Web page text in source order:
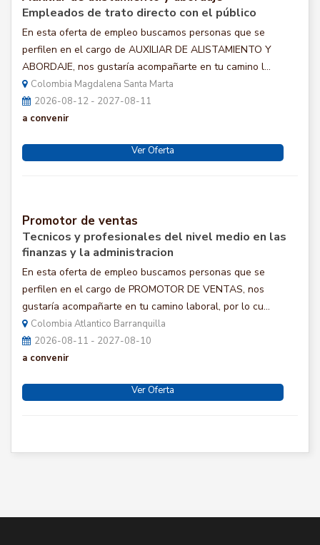
Empleados de trato directo con el público
En esta oferta de empleo buscamos personas que se
perfilen en el cargo de AUXILIAR DE ALISTAMIENTO Y
ABORDAJE, nos gustaría acompañarte en tu camino l...
Colombia Magdalena Santa Marta
2026-08-12 - 2027-08-11
a convenir
Ver Oferta
Promotor de ventas
Tecnicos y profesionales del nivel medio en las
finanzas y la administracion
En esta oferta de empleo buscamos personas que se
perfilen en el cargo de PROMOTOR DE VENTAS, nos
gustaría acompañarte en tu camino laboral, por lo cu...
Colombia Atlantico Barranquilla
2026-08-11 - 2027-08-10
a convenir
Ver Oferta